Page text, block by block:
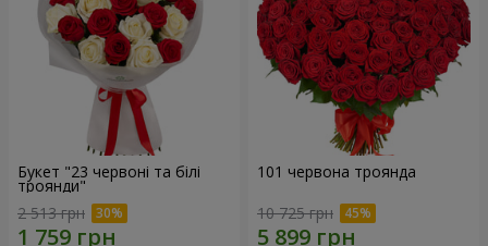
Букет "23 червоні та білі
троянди"
2 513 грн
101 червона троянда
10 725 грн